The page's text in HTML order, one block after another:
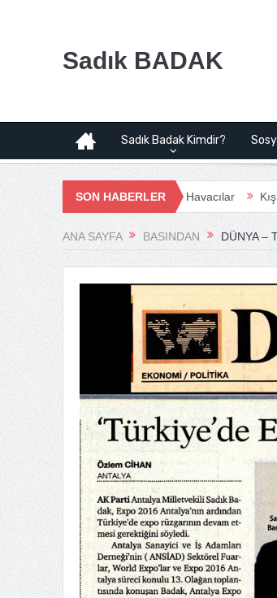
Sadık BADAK
Sadık Badak Kimdir?
SON HABERLER
Projesi | Bağımsız Havacılar Kış
ANA SAYFA BASINDAN DÜNYA –